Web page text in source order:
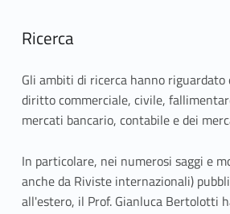
Ricerca
Gli ambiti di ricerca hanno
diritto commerciale, civile,
mercati bancario, contabile e dei
In particolare, nei numerosi saggi e
anche da Riviste internazionali)
all'estero, il Prof. Gianluca Bertolotti